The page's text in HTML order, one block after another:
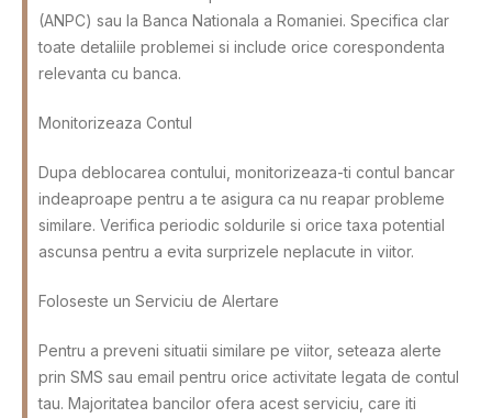
(ANPC) sau la Banca Nationala a Romaniei. Specifica clar
toate detaliile problemei si include orice corespondenta
relevanta cu banca.
Monitorizeaza Contul
Dupa deblocarea contului, monitorizeaza-ti contul bancar
indeaproape pentru a te asigura ca nu reapar probleme
similare. Verifica periodic soldurile si orice taxa potential
ascunsa pentru a evita surprizele neplacute in viitor.
Foloseste un Serviciu de Alertare
Pentru a preveni situatii similare pe viitor, seteaza alerte
prin SMS sau email pentru orice activitate legata de contul
tau. Majoritatea bancilor ofera acest serviciu, care iti